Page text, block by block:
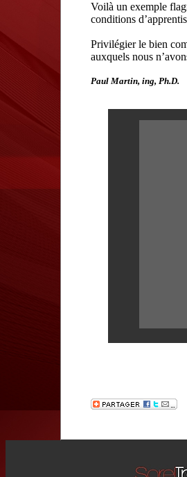
Voilà un exemple
conditions
Privilégier le bien
auxquels nous
Paul Martin, ing, Ph.D.